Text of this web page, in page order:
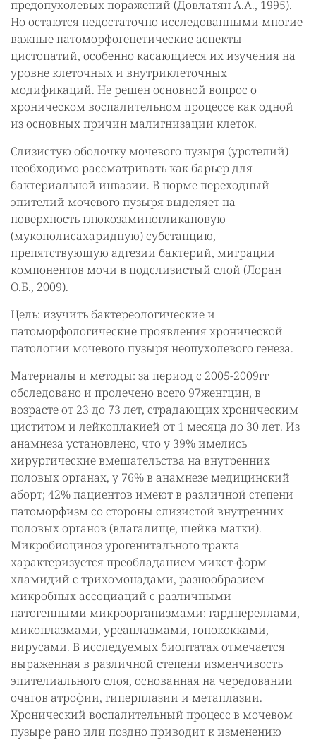
предопухолевых поражений (Довлатян А.А., 1995).
Но остаются недостаточно исследованными многие
важные патоморфогенетические аспекты
цистопатий, особенно касающиеся их изучения на
уровне клеточных и внутриклеточных
модификаций. Не решен основной вопрос о
хроническом воспалительном процессе как одной
из основных причин малигнизации клеток.
Слизистую оболочку мочевого пузыря (уротелий)
необходимо рассматривать как барьер для
бактериальной инвазии. В норме переходный
эпителий мочевого пузыря выделяет на
поверхность глюкозаминогликановую
(мукополисахаридную) субстанцию,
препятствующую адгезии бактерий, миграции
компонентов мочи в подслизистый слой (Лоран
О.Б., 2009).
Цель: изучить бактереологические и
патоморфологические проявления хронической
патологии мочевого пузыря неопухолевого генеза.
Материалы и методы: за период с 2005-2009гг
обследовано и пролечено всего 97женгцин, в
возрасте от 23 до 73 лет, страдающих хроническим
циститом и лейкоплакией от 1 месяца до 30 лет. Из
анамнеза установлено, что у 39% имелись
хирургические вмешательства на внутренних
половых органах, у 76% в анамнезе медицинский
аборт; 42% пациентов имеют в различной степени
патоморфизм со стороны слизистой внутренних
половых органов (влагалище, шейка матки).
Микробиоциноз урогенитального тракта
характеризуется преобладанием микст-форм
хламидий с трихомонадами, разнообразием
микробных ассоциаций с различными
патогенными микроорганизмами: гарднереллами,
микоплазмами, уреаплазмами, гонококками,
вирусами. В исследуемых биоптатах отмечается
выраженная в различной степени изменчивость
эпителиального слоя, основанная на чередовании
очагов атрофии, гиперплазии и метаплазии.
Хронический воспалительный процесс в мочевом
пузыре рано или поздно приводит к изменению